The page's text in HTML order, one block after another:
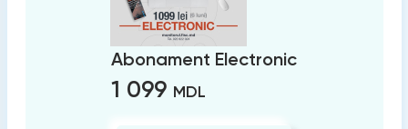
Abonament Electronic
1 099 MDL